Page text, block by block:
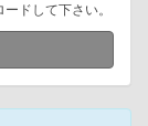
ドして下さい。